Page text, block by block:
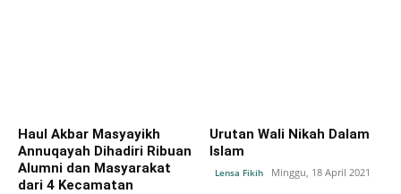
Haul Akbar Masyayikh
Annuqayah Dihadiri Ribuan
Alumni dan Masyarakat
dari 4 Kecamatan
Urutan Wali Nikah Dalam
Islam
Lensa Fikih Minggu, 18 April 2021